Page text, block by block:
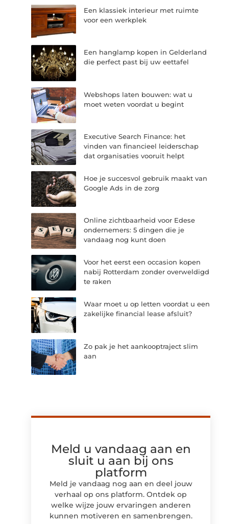
Een klassiek interieur met ruimte
voor een werkplek
Een hanglamp kopen in Gelderland
die perfect past bij uw eettafel
Webshops laten bouwen: wat u
moet weten voordat u begint
Executive Search Finance: het
vinden van financieel leiderschap
dat organisaties vooruit helpt
Hoe je succesvol gebruik maakt van
Google Ads in de zorg
Online zichtbaarheid voor Edese
ondernemers: 5 dingen die je
vandaag nog kunt doen
Voor het eerst een occasion kopen
nabij Rotterdam zonder overweldigd
te raken
Waar moet u op letten voordat u een
zakelijke financial lease afsluit?
Zo pak je het aankooptraject slim
aan
Meld u vandaag aan en
sluit u aan bij ons
platform
Meld je vandaag nog aan en deel jouw
verhaal op ons platform. Ontdek op
welke wijze jouw ervaringen anderen
kunnen motiveren en samenbrengen.